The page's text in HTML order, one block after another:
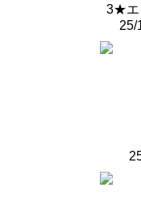
3★エ
25/